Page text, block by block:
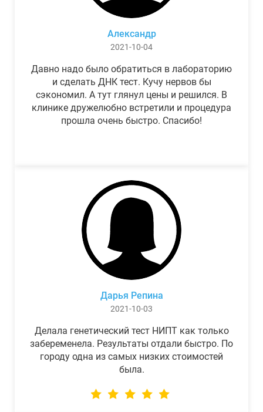
Александр
2021-10-04
Давно надо было обратиться в лабораторию
и сделать ДНК тест. Кучу нервов бы
сэкономил. А тут глянул цены и решился. В
клинике дружелюбно встретили и процедура
прошла очень быстро. Спасибо!
Дарья Репина
2021-10-03
Делала генетический тест НИПТ как только
забеременела. Результаты отдали быстро. По
городу одна из самых низких стоимостей
была.